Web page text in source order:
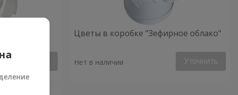
Цветы в коробке "Зефирное облако"
Нет в наличии Уточнить